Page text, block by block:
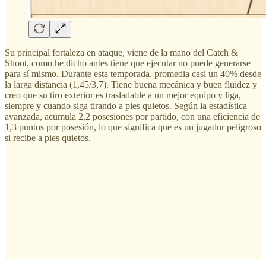
Su principal fortaleza en ataque, viene de la mano del Catch &
Shoot, como he dicho antes tiene que ejecutar no puede generarse
para sí mismo. Durante esta temporada, promedia casi un 40% desde
la larga distancia (1,45/3,7). Tiene buena mecánica y buen fluidez y
creo que su tiro exterior es trasladable a un mejor equipo y liga,
siempre y cuando siga tirando a pies quietos. Según la estadística
avanzada, acumula 2,2 posesiones por partido, con una eficiencia de
1,3 puntos por posesión, lo que significa que es un jugador peligroso
si recibe a pies quietos.